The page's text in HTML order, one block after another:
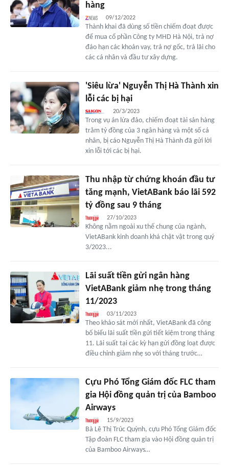
hàng
09/12/2022
Thành khai đã dùng số tiền chiếm đoạt được
để mua cổ phần Công ty MHD Hà Nội, trả nợ
đáo hạn các khoản vay, trả nợ gốc, trả lãi cho
các cá nhân và đầu tư xây dựng.
'Siêu lừa' Nguyễn Thị Hà Thành xin
lỗi các bị hại
20/3/2023
Trong vụ án lừa đảo, chiếm đoạt tài sản hàng
trăm tỷ đồng của 3 ngân hàng và một số cá
nhân, bị cáo Nguyễn Thị Hà Thành đã gửi lời
xin lỗi tới các bị hại.
Thu nhập từ chứng khoán đầu tư
tăng mạnh, VietABank báo lãi 592
tỷ đồng sau 9 tháng
27/10/2023
Không nằm ngoài xu thế chung của ngành,
VietABank kinh doanh khá chật vật trong quý
3/2023...
Lãi suất tiền gửi ngân hàng
VietABank giảm nhẹ trong tháng
11/2023
03/11/2023
Theo khảo sát mới nhất, VietABank đã công
bố biểu lãi suất tiền gửi tiết kiệm trong tháng
11. Lãi suất tại các kỳ hạn gửi đồng loạt được
điều chỉnh giảm nhẹ so với tháng trước…
Cựu Phó Tổng Giám đốc FLC tham
gia Hội đồng quản trị của Bamboo
Airways
15/9/2023
Bà Lê Thị Trúc Quỳnh, cựu Phó Tổng Giám đốc
Tập đoàn FLC tham gia vào Hội đồng quản trị
của Bamboo Airways…